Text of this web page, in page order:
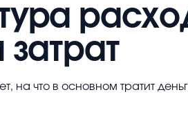
затрат
на что в основном тратит